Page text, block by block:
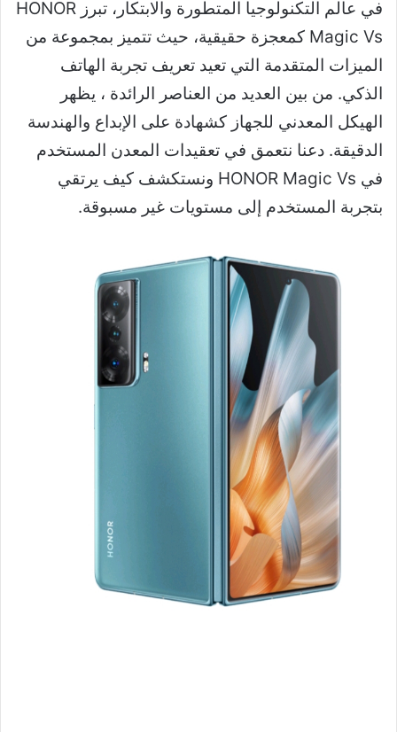
في عالم التكنولوجيا المتطورة والابتكار، تبرز HONOR
Magic Vs كمعجزة حقيقية، حيث تتميز بمجموعة من
الميزات المتقدمة التي تعيد تعريف تجربة الهاتف
الذكي. من بين العديد من العناصر الرائدة ، يظهر
الهيكل المعدني للجهاز كشهادة على الإبداع والهندسة
الدقيقة. دعنا نتعمق في تعقيدات المعدن المستخدم
في HONOR Magic Vs ونستكشف كيف يرتقي
بتجربة المستخدم إلى مستويات غير مسبوقة.